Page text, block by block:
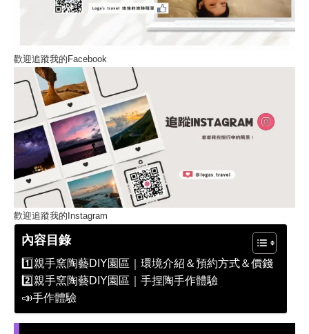
歡迎追蹤我的Facebook
歡迎追蹤我的Instagram
內容目錄
1️⃣親手窯陶藝DIY園區｜環境介紹＆預約方式＆價錢
2️⃣親手窯陶藝DIY園區｜手捏陶手作體驗
📣手作體驗